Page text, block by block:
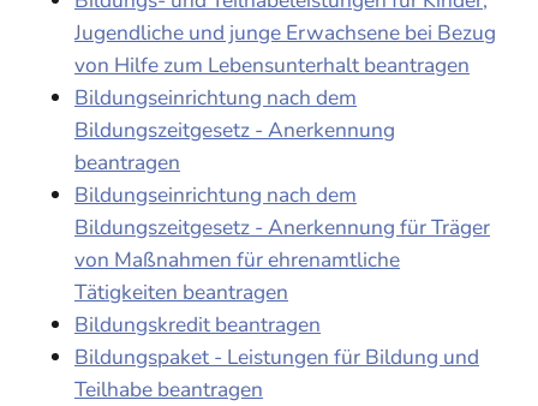
Jugendliche und junge Erwachsene bei Bezug
von Hilfe zum Lebensunterhalt beantragen
Bildungseinrichtung nach dem
Bildungszeitgesetz - Anerkennung
beantragen
Bildungseinrichtung nach dem
Bildungszeitgesetz - Anerkennung für Träger
von Maßnahmen für ehrenamtliche
Tätigkeiten beantragen
Bildungskredit beantragen
Bildungspaket - Leistungen für Bildung und
Teilhabe beantragen